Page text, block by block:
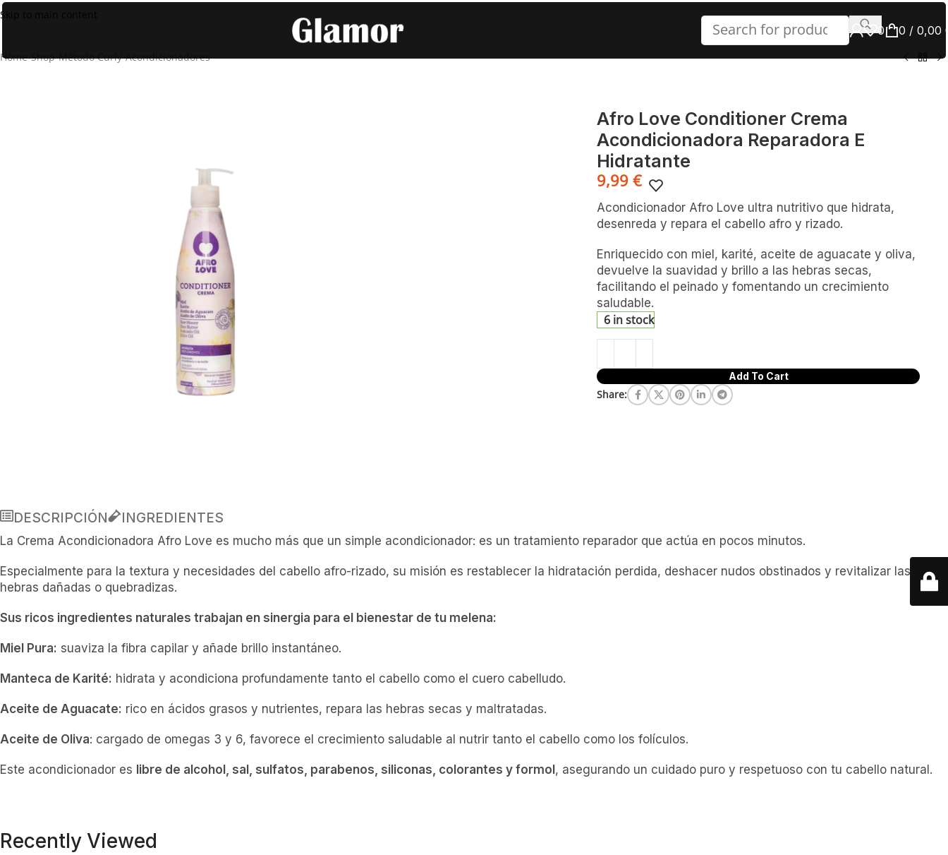
Skip to main content
0 0 / 0,00
Home Shop Método Curly Acondicionadores Afro Love Conditioner Crema Acondicionadora Reparadora E Hidratante
Afro Love Conditioner Crema
Acondicionadora Reparadora E
Hidratante
9,99€
Acondicionador Afro Love ultra nutritivo que hidrata,
desenreda y repara el cabello afro y rizado.
Enriquecido con miel, karité, aceite de aguacate y oliva,
devuelve la suavidad y brillo a las hebras secas,
facilitando el peinado y fomentando un crecimiento
saludable.
6 in stock
Add To Cart
Share:
DESCRIPCIÓN INGREDIENTES
La Crema Acondicionadora Afro Love es mucho más que un simple acondicionador: es un tratamiento reparador que actúa en pocos minutos.
Especialmente para la textura y necesidades del cabello afro-rizado, su misión es restablecer la hidratación perdida, deshacer nudos obstinados y revitalizar las
hebras dañadas o quebradizas.
Sus ricos ingredientes naturales trabajan en sinergia para el bienestar de tu melena:
Miel Pura: suaviza la fibra capilar y añade brillo instantáneo.
Manteca de Karité: hidrata y acondiciona profundamente tanto el cabello como el cuero cabelludo.
Aceite de Aguacate: rico en ácidos grasos y nutrientes, repara las hebras secas y maltratadas.
Aceite de Oliva: cargado de omegas 3 y 6, favorece el crecimiento saludable al nutrir tanto el cabello como los folículos.
Este acondicionador es libre de alcohol, sal, sulfatos, parabenos, siliconas, colorantes y formol , asegurando un cuidado puro y respetuoso con tu cabello natural.
Recently Viewed